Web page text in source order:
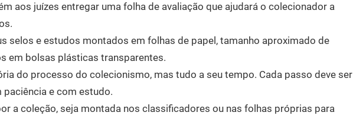
aos juízes entregar uma folha de avaliação que ajudará o colecionador a
selos e estudos montados em folhas de papel, tamanho aproximado de
em bolsas plásticas transparentes.
do processo do colecionismo, mas tudo a seu tempo. Cada passo deve ser
e com estudo.
a coleção, seja montada nos classificadores ou nas folhas próprias para